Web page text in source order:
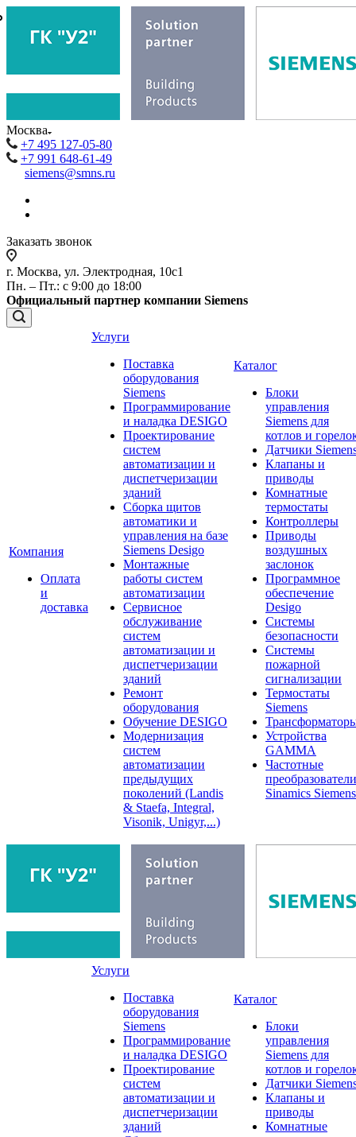
Москва
+7 495 127-05-80
+7 991 648-61-49
siemens@smns.ru
Заказать звонок
г. Москва, ул. Электродная, 10с1
Пн. – Пт.: с 9:00 до 18:00
Официальный партнер компании Siemens
Компания
Оплата
и
доставка
Услуги
Поставка
оборудования
Siemens
Программирование
и наладка DESIGO
Проектирование
систем
автоматизации и
диспетчеризации
зданий
Сборка щитов
автоматики и
управления на базе
Siemens Desigo
Монтажные
работы систем
автоматизации
Сервисное
обслуживание
систем
автоматизации и
диспетчеризации
зданий
Ремонт
оборудования
Обучение DESIGO
Модернизация
систем
автоматизации
предыдущих
поколений (Landis
& Staefa, Integral,
Visonik, Unigyr,...)
Каталог
Блоки
управления
Siemens для
котлов и
Датчики
Клапаны и
приводы
Комнатные
термостаты
Контроллеры
Приводы
воздушных
заслонок
Программное
обеспечение
Desigo
Системы
безопасности
Системы
пожарной
сигнализации
Термостаты
Siemens
Устройства
GAMMA
Частотные
преобразователи
Sinamics Siemens
Услуги
Поставка
оборудования
Siemens
Программирование
и наладка DESIGO
Проектирование
систем
автоматизации и
диспетчеризации
зданий
Каталог
Блоки
управления
Siemens для
котлов и
Датчики
Клапаны и
приводы
Комнатные